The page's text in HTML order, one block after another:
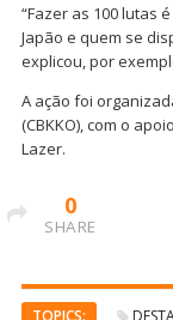
“Fazer as 100 lutas
Japão e quem se
explicou, por
A ação foi
(CBKKO), com o
Lazer.
0
SHARE
TOPICS: